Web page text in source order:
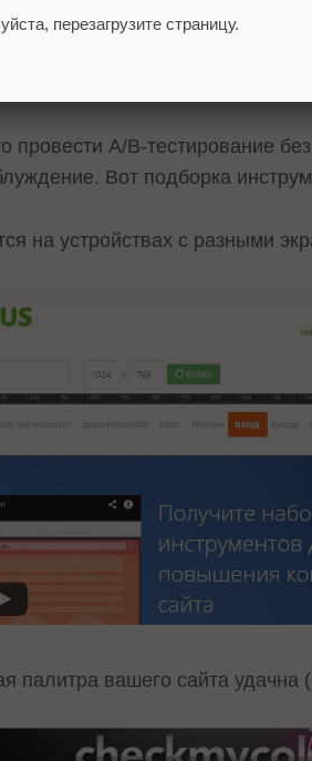
понимания
провести А/В-тестирование
Вот подборка
на устройствах с разными
палитра вашего сайта удачна (
перезагрузите страницу.